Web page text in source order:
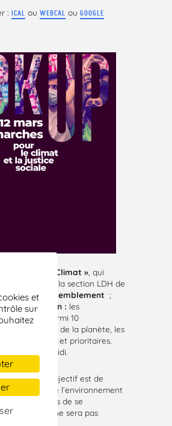
et
sur
: ICAL ou WEBCAL ou GOOGLE
Pour Le Climat » , qui
(dont la section LDH de
un
rassemblement ;
unvote citoyen : les
parmi 10
pour l’avenir de la planète, les
plus urgentes et prioritaires.
vers midi.
capitales, l’objectif est de
de climat et de l’environnement
Il est temps de se
infinie ne sera pas